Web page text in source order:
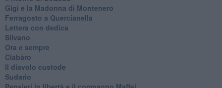
Gigi e la Madonna di Montenero
Ferragosto a Quercianella
Lettera con dedica
Silvano
Ora e sempre
Ciabàro
Il diavolo custode
Sudario